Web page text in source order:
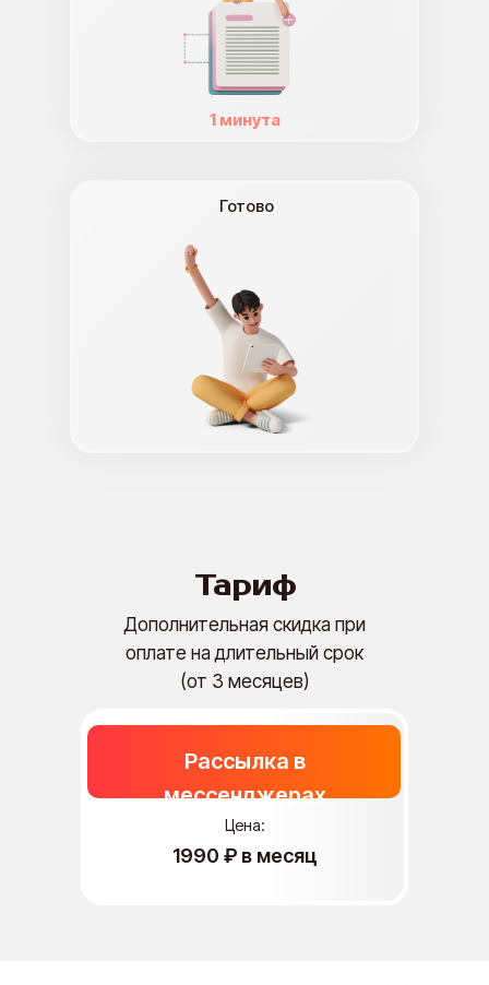
Готово
1 минута
Тариф
Дополнительная скидка при
оплате на длительный срок
(от 3 месяцев)
Рассылка в
мессенджерах
Цена:
1990 ₽ в месяц